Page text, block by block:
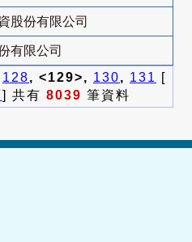
股份有限公司
有限公司
128, <129>, 130, 131
[
] 共有 8039 筆資料